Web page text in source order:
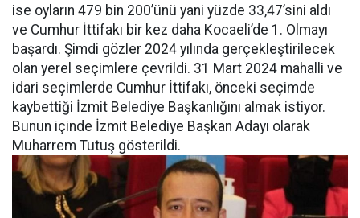
ise oyların 479 bin 200’ünü yani yüzde 33,47’sini aldı
ve Cumhur İttifakı bir kez daha Kocaeli’de 1. Olmayı
başardı. Şimdi gözler 2024 yılında gerçekleştirilecek
olan yerel seçimlere çevrildi. 31 Mart 2024 mahalli ve
idari seçimlerde Cumhur İttifakı, önceki seçimde
kaybettiği İzmit Belediye Başkanlığını almak istiyor.
Bunun içinde İzmit Belediye Başkan Adayı olarak
Muharrem Tutuş gösterildi.